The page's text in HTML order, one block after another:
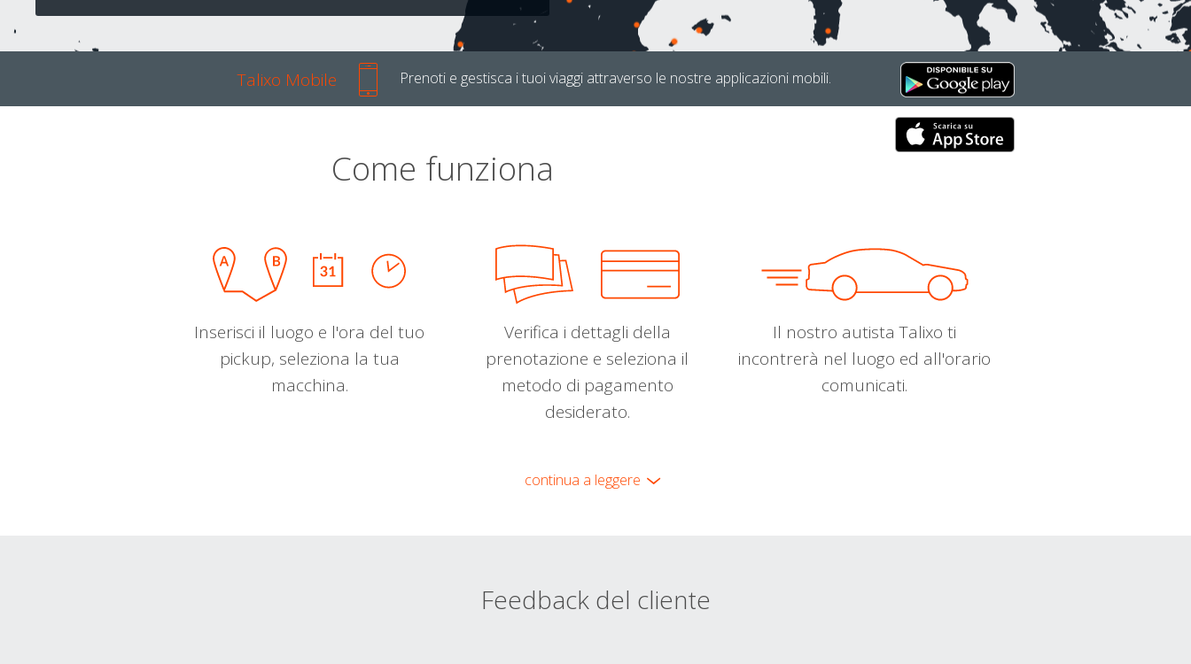
Talixo Mobile Prenoti e gestisca i tuoi viaggi attraverso le nostre applicazioni mobili.
Come funziona
Inserisci il luogo e l'ora del tuo
pickup, seleziona la tua
macchina.
Verifica i dettagli della
prenotazione e seleziona il
metodo di pagamento
desiderato.
Il nostro autista Talixo ti
incontrerà nel luogo ed all'orario
comunicati.
continua a leggere
Feedback del cliente